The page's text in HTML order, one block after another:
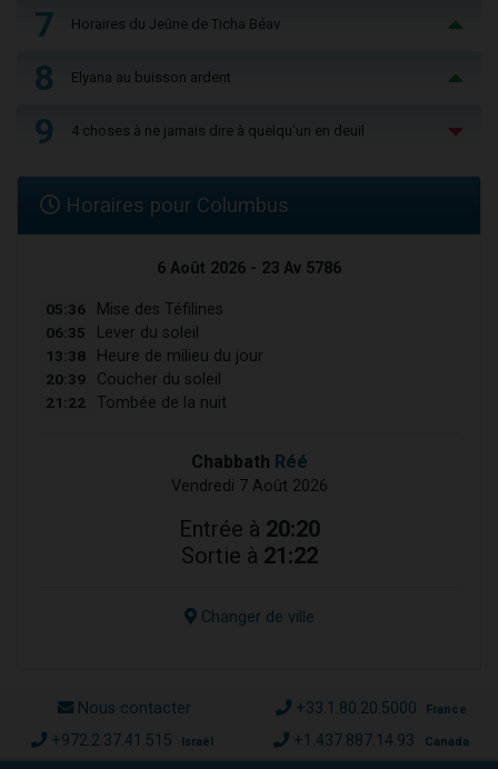
7 Horaires du Jeûne de Ticha Béav
8 Elyana au buisson ardent
9 4 choses à ne jamais dire à quelqu'un en deuil
Horaires pour Columbus
6 Août 2026 - 23 Av 5786
05:36 Mise des Téfilines
06:35 Lever du soleil
13:38 Heure de milieu du jour
20:39 Coucher du soleil
21:22 Tombée de la nuit
Chabbath Réé
Vendredi 7 Août 2026
Entrée à 20:20
Sortie à 21:22
Changer de ville
Nous contacter +33.1.80.20.5000 France
+972.2.37.41.515 Israël +1.437.887.14.93 Canada